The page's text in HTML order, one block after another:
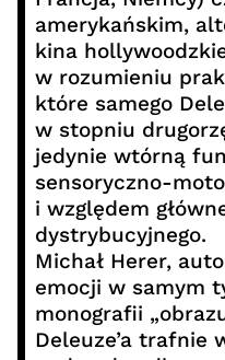
amerykańskim,
kina
w rozumieniu
które samego
w stopniu
jedynie wtórną
sensoryczno-
i względem
dystrybucyjnego.
Michał Herer,
emocji w samym
monografii
Deleuze’a trafnie